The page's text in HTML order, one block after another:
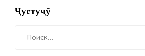
Ҷустуҷӯ